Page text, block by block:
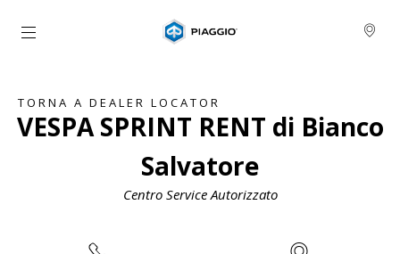
Vai al contenuto principale
TORNA A DEALER LOCATOR
VESPA SPRINT RENT di Bianco
Salvatore
Centro Service Autorizzato